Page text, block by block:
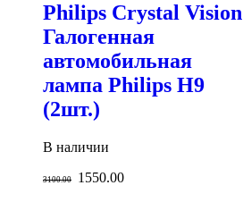
Philips Crystal Vision
Галогенная
автомобильная
лампа Philips H9
(2шт.)
В наличии
3100.00 1550.00